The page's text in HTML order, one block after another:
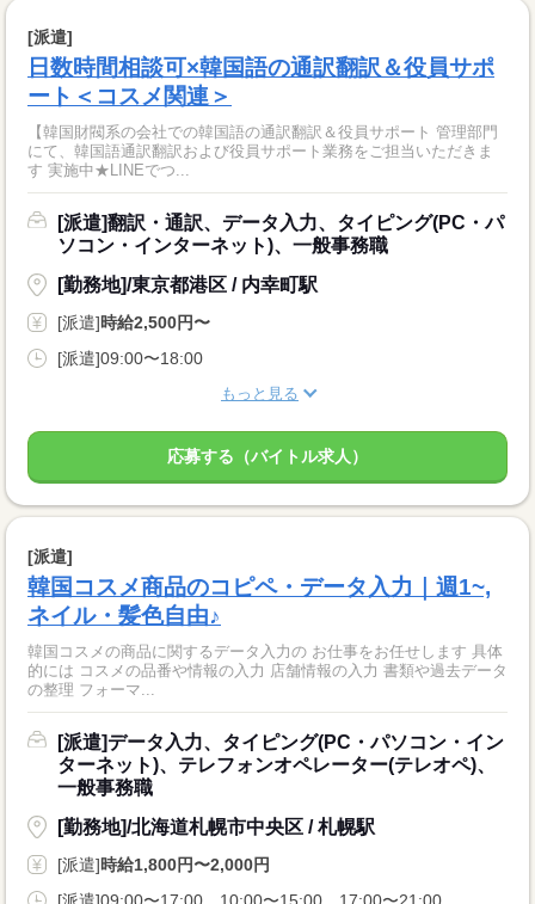
[派遣]
日数時間相談可×韓国語の通訳翻訳＆役員サポ
ート＜コスメ関連＞
【韓国財閥系の会社での韓国語の通訳翻訳＆役員サポート 管理部門
にて、韓国語通訳翻訳および役員サポート業務をご担当いただきま
す 実施中★LINEでつ...
[派遣]翻訳・通訳、データ入力、タイピング(PC・パ
ソコン・インターネット)、一般事務職
[勤務地]/東京都港区 / 内幸町駅
[派遣]時給2,500円〜
[派遣]09:00〜18:00
もっと見る
応募する（バイトル求人）
[派遣]
韓国コスメ商品のコピペ・データ入力｜週1~,
ネイル・髪色自由♪
韓国コスメの商品に関するデータ入力の お仕事をお任せします 具体
的には コスメの品番や情報の入力 店舗情報の入力 書類や過去データ
の整理 フォーマ...
[派遣]データ入力、タイピング(PC・パソコン・イン
ターネット)、テレフォンオペレーター(テレオペ)、
一般事務職
[勤務地]/北海道札幌市中央区 / 札幌駅
[派遣]時給1,800円〜2,000円
[派遣]09:00〜17:00、10:00〜15:00、17:00〜21:00